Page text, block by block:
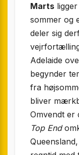
Marts
sommer og
deler sig
Adelaide
begynder
fra
bliver
Omvendt er
Top End